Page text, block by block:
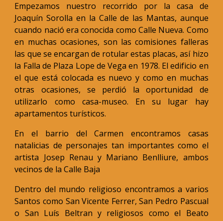
Empezamos nuestro recorrido por la casa de
Joaquín Sorolla en la Calle de las Mantas, aunque
cuando nació era conocida como Calle Nueva. Como
en muchas ocasiones, son las comisiones falleras
las que se encargan de rotular estas placas, así hizo
la Falla de Plaza Lope de Vega en 1978. El edificio en
el que está colocada es nuevo y como en muchas
otras ocasiones, se perdió la oportunidad de
utilizarlo como casa-museo. En su lugar hay
apartamentos turísticos.
En el barrio del Carmen encontramos casas
natalicias de personajes tan importantes como el
artista Josep Renau y Mariano Benlliure, ambos
vecinos de la Calle Baja
Dentro del mundo religioso encontramos a varios
Santos como San Vicente Ferrer, San Pedro Pascual
o San Luís Beltran y religiosos como el Beato